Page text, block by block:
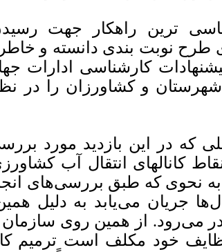
ترین راهکار جهت رسیدن
طرح نوبت بندی دانسته و
کارشناسی ادارات
و کشاورزان را در
که در این بازدید مورد
کانالهای انتقال آب
به نحوی که طبق بررسی‌های
جریان می‌یابد به دلیل
می‌رود. از همین روی
خود مکلف است ترمیم